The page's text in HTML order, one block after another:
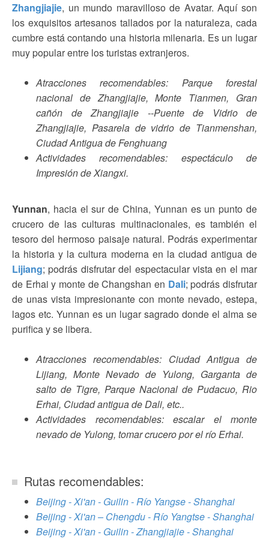
Zhangjiajie, un mundo maravilloso de Avatar. Aquí son
los exquisitos artesanos tallados por la naturaleza, cada
cumbre está contando una historia milenaria. Es un lugar
muy popular entre los turistas extranjeros.
Atracciones recomendables: Parque forestal
nacional de Zhangjiajie, Monte Tianmen, Gran
cañón de Zhangjiajie --Puente de Vidrio de
Zhangjiajie, Pasarela de vidrio de Tianmenshan,
Ciudad Antigua de Fenghuang
Actividades recomendables: espectáculo de
Impresión de Xiangxi.
Yunnan, hacia el sur de China, Yunnan es un punto de
crucero de las culturas multinacionales, es también el
tesoro del hermoso paisaje natural. Podrás experimentar
la historia y la cultura moderna en la ciudad antigua de
Lijiang; podrás disfrutar del espectacular vista en el mar
de Erhai y monte de Changshan en Dali; podrás disfrutar
de unas vista impresionante con monte nevado, estepa,
lagos etc. Yunnan es un lugar sagrado donde el alma se
purifica y se libera.
Atracciones recomendables: Ciudad Antigua de
Lijiang, Monte Nevado de Yulong, Garganta de
salto de Tigre, Parque Nacional de Pudacuo, Rio
Erhai, Ciudad antigua de Dali, etc..
Actividades recomendables: escalar el monte
nevado de Yulong, tomar crucero por el río Erhai.
Rutas recomendables:
Beijing - Xi'an - Guilin - Río Yangse - Shanghai
Beijing - Xi'an – Chengdu - Río Yangtse - Shanghai
Beijing - Xi'an - Guilin - Zhangjiajie - Shanghai